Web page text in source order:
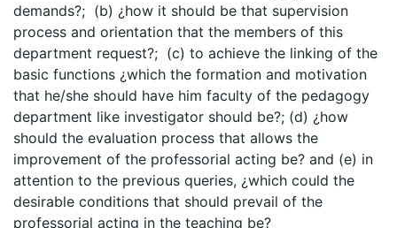
demands?; (b) ¿how it should be that supervision
process and orientation that the members of this
department request?; (c) to achieve the linking of the
basic functions ¿which the formation and motivation
that he/she should have him faculty of the pedagogy
department like investigator should be?; (d) ¿how
should the evaluation process that allows the
improvement of the professorial acting be? and (e) in
attention to the previous queries, ¿which could the
desirable conditions that should prevail of the
professorial acting in the teaching be?